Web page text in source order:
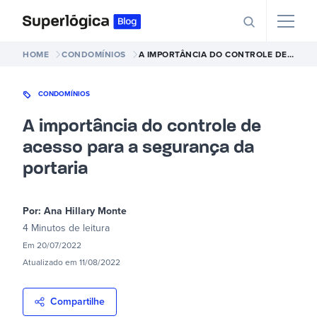
HOME CONDOMÍNIOS A IMPORTÂNCIA DO CONTROLE DE ACESSO PARA A SEGURANÇA DA PORTARIA
CONDOMÍNIOS
A importância do controle de
acesso para a segurança da
portaria
Por: Ana Hillary Monte
4 Minutos de leitura
Em 20/07/2022
Atualizado em 11/08/2022
Compartilhe